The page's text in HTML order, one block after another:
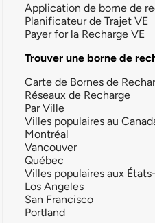
Application de borne de
Planificateur de Trajet VE
Payer for la Recharge VE
Trouver une borne de
Carte de Bornes de
Réseaux de Recharge
Par Ville
Villes populaires au
Montréal
Vancouver
Québec
Villes populaires aux
Los Angeles
San Francisco
Portland